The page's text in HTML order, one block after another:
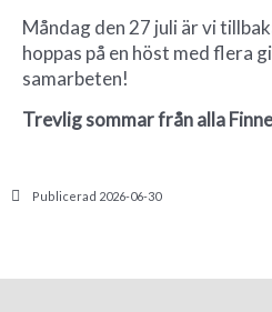
Måndag den 27 juli är vi
hoppas på en höst med flera
samarbeten!
Trevlig sommar från alla
Publicerad 2026-06-30